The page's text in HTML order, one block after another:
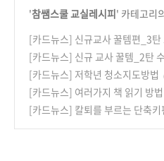
'참쌤스쿨 교실레시피' 카테고리
[카드뉴스] 신규교사 꿀템편_3탄
[카드뉴스] 신규 교사 꿀템_2탄
[카드뉴스] 저학년 청소지도방법
[카드뉴스] 여러가지 책 읽기 방법
[카드뉴스] 칼퇴를 부르는 단축키